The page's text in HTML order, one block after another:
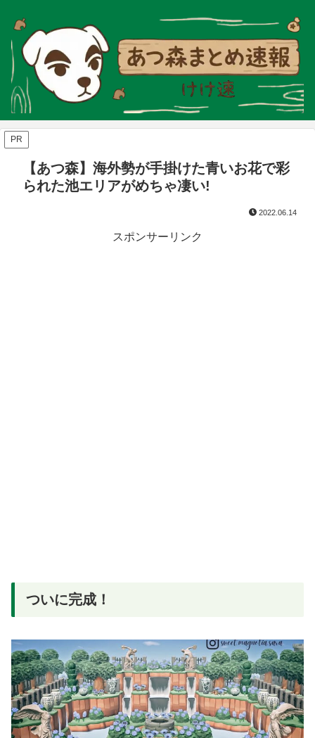
PR
【あつ森】海外勢が手掛けた青いお花で彩
られた池エリアがめちゃ凄い!
2022.06.14
スポンサーリンク
ついに完成！